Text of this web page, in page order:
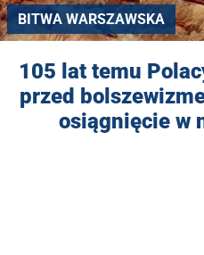
BITWA WARSZAWSKA
105 lat temu
przed
osiągnięcie w